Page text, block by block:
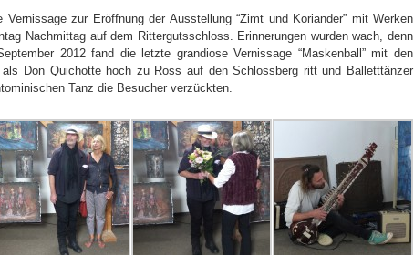
zur Eröffnung der Ausstellung “Zimt und Koriander” mit Werken
Nachmittag auf dem Rittergutsschloss. Erinnerungen wurden wach, denn
2012 fand die letzte grandiose Vernissage “Maskenball” mit den
Don Quichotte hoch zu Ross auf den Schlossberg ritt und Balletttänzer
Tanz die Besucher verzückten.